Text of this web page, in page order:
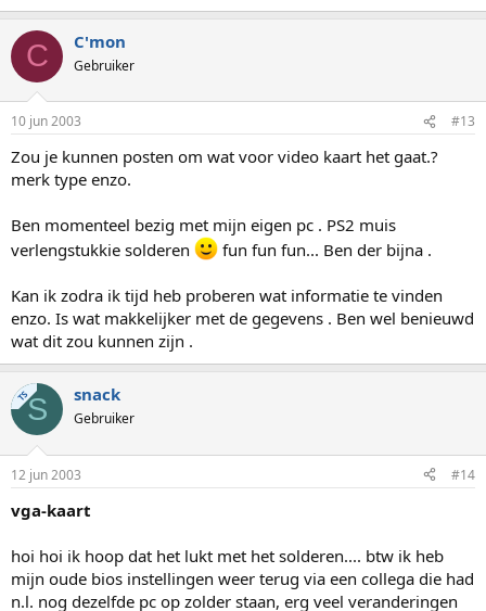
C C'mon
Gebruiker
10 jun 2003 #13
Zou je kunnen posten om wat voor video kaart het gaat.?
merk type enzo.
Ben momenteel bezig met mijn eigen pc . PS2 muis
verlengstukkie solderen
fun fun fun... Ben der bijna .
Kan ik zodra ik tijd heb proberen wat informatie te vinden
enzo. Is wat makkelijker met de gegevens . Ben wel benieuwd
wat dit zou kunnen zijn .
TSS snack
Gebruiker
12 jun 2003 #14
vga-kaart
hoi hoi ik hoop dat het lukt met het solderen.... btw ik heb
mijn oude bios instellingen weer terug via een collega die had
n.l. nog dezelfde pc op zolder staan, erg veel veranderingen